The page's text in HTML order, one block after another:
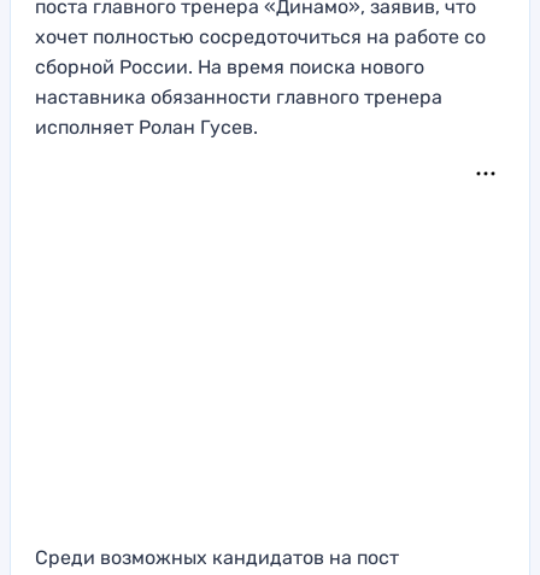
поста главного тренера «Динамо», заявив, что
хочет полностью сосредоточиться на работе со
сборной России. На время поиска нового
наставника обязанности главного тренера
исполняет Ролан Гусев.
Среди возможных кандидатов на пост